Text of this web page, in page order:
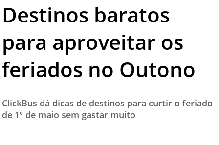
VITRINE
TURISMO SA TV
TESTADO E APROVADO
PARCEIROS
CONTATO
Destinos baratos
para aproveitar os
feriados no Outono
ClickBus dá dicas de destinos para curtir o feriado
de 1º de maio sem gastar muito